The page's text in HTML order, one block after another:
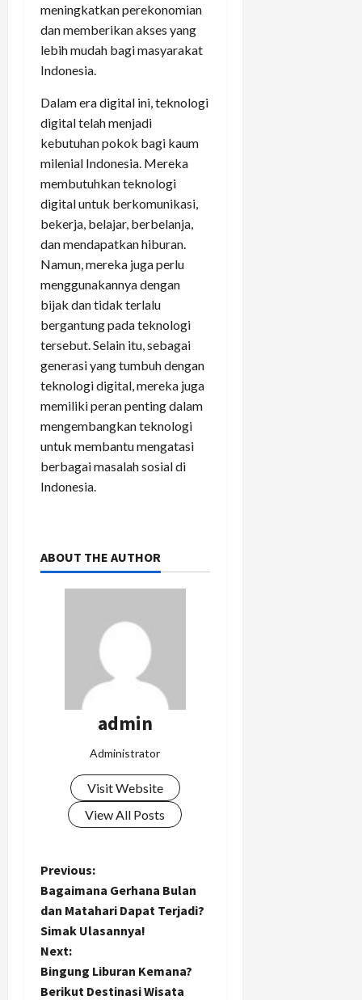
meningkatkan perekonomian
dan memberikan akses yang
lebih mudah bagi masyarakat
Indonesia.
Dalam era digital ini, teknologi
digital telah menjadi
kebutuhan pokok bagi kaum
milenial Indonesia. Mereka
membutuhkan teknologi
digital untuk berkomunikasi,
bekerja, belajar, berbelanja,
dan mendapatkan hiburan.
Namun, mereka juga perlu
menggunakannya dengan
bijak dan tidak terlalu
bergantung pada teknologi
tersebut. Selain itu, sebagai
generasi yang tumbuh dengan
teknologi digital, mereka juga
memiliki peran penting dalam
mengembangkan teknologi
untuk membantu mengatasi
berbagai masalah sosial di
Indonesia.
ABOUT THE AUTHOR
admin
Administrator
Visit Website
View All Posts
P
o
s
t
Previous:
Bagaimana Gerhana Bulan
dan Matahari Dapat Terjadi?
Simak Ulasannya!
Next:
Bingung Liburan Kemana?
Berikut Destinasi Wisata